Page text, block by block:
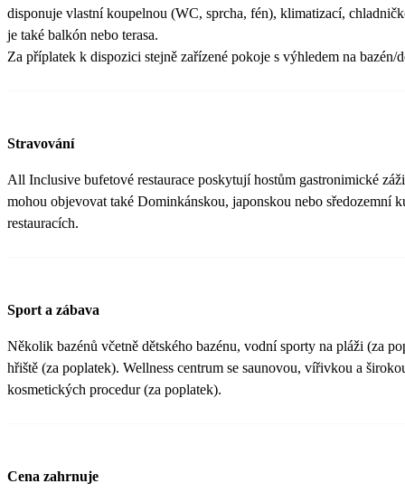
disponuje vlastní koupelnou (WC, sprcha, fén), klimatizací,
je také balkón nebo terasa.
Za příplatek k dispozici stejně zařízené pokoje s výhledem na bazén/
Stravování
All Inclusive bufetové restaurace poskytují hostům gastronimické
mohou objevovat také Dominkánskou, japonskou nebo sředozemní
restauracích.
Sport a zábava
Několik bazénů včetně dětského bazénu, vodní sporty na pláži (za
hřiště (za poplatek). Wellness centrum se saunovou, vířivkou a
kosmetických procedur (za poplatek).
Cena zahrnuje